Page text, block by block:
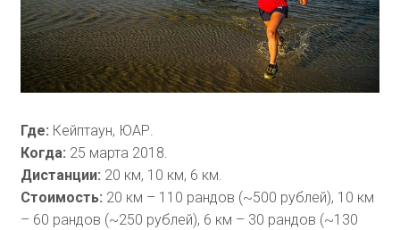
Где: Кейптаун, ЮАР.
Когда: 25 марта 2018.
Дистанции: 20 км, 10 км, 6 км.
Стоимость: 20 км – 110 рандов (~500 рублей), 10 км
– 60 рандов (~250 рублей), 6 км – 30 рандов (~130